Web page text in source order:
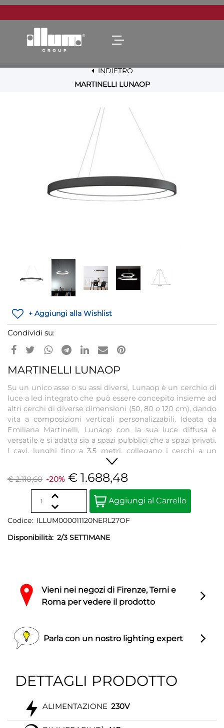
Open menu
INDIETRO
MARTINELLI LUNAOP
+ Aggiungi alla Wishlist
Condividi su:
MARTINELLI LUNAOP
Su un unico asse o su assi diversi, Lunaop è un cerchio di
luce a led integrato che può essere concepito insieme ad
altri cerchi di diverse dimensioni (50, 80 o 120 cm), dando
vita a composizioni verticali personalizzabili. Ideata da
Emiliana Martinelli, Lunaop con la sua luce diffusa è
versatile e si adatta sia a spazi pubblici che a spazi privati.
I cavi, lunghi fino a 3,5 metri, collegano i cerchi a un
rosone che può ospitare fino a sei Lunaop. Disponibile
nelle finiture bianco, nero, rame o oro perlato.
€ 2.110,60 -20% € 1.688,48
Quantity
Aggiungi al Carrello
Codice: ILLUM000011120NERL27OF
Disponibilità: 2/3 SETTIMANE
Vieni nei negozi di Firenze, Terni e
Roma per vedere il prodotto
Parla con un nostro lighting expert
DETTAGLI PRODOTTO
ALIMENTAZIONE 230V